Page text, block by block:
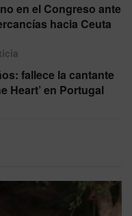
en el Congreso ante
hacia Ceuta
fallece la cantante
Heart’ en Portugal